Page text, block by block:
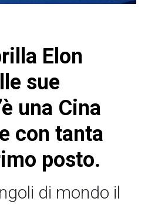
Elon
sue
una Cina
con tanta
posto.
di mondo il